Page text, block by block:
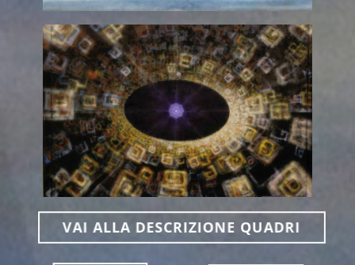
VAI ALLA DESCRIZIONE QUADRI